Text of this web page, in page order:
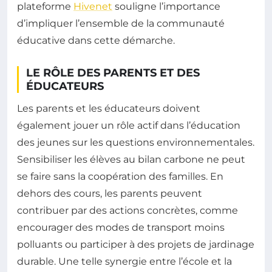
plateforme Hivenet souligne l’importance
d’impliquer l’ensemble de la communauté
éducative dans cette démarche.
LE RÔLE DES PARENTS ET DES
ÉDUCATEURS
Les parents et les éducateurs doivent
également jouer un rôle actif dans l’éducation
des jeunes sur les questions environnementales.
Sensibiliser les élèves au bilan carbone ne peut
se faire sans la coopération des familles. En
dehors des cours, les parents peuvent
contribuer par des actions concrètes, comme
encourager des modes de transport moins
polluants ou participer à des projets de jardinage
durable. Une telle synergie entre l’école et la